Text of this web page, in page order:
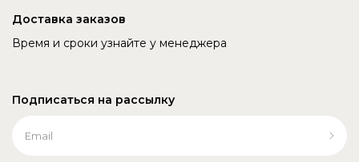
Доставка заказов
Время и сроки узнайте у менеджера
Подписаться на рассылку